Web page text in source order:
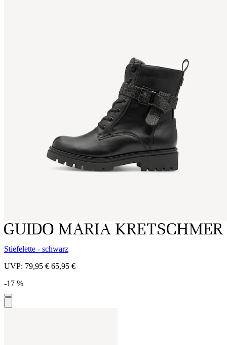
Stiefelette - schwarz
UVP: 79,95 € 65,95 €
-17 %